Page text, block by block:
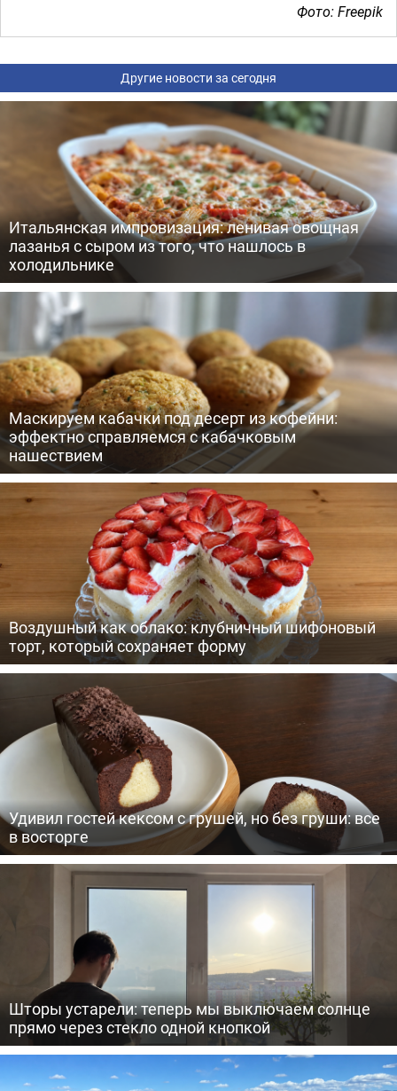
Фото: Freepik
Другие новости за сегодня
Итальянская импровизация: ленивая овощная
лазанья с сыром из того, что нашлось в
холодильнике
Маскируем кабачки под десерт из кофейни:
эффектно справляемся с кабачковым
нашествием
Воздушный как облако: клубничный шифоновый
торт, который сохраняет форму
Удивил гостей кексом с грушей, но без груши: все
в восторге
Шторы устарели: теперь мы выключаем солнце
прямо через стекло одной кнопкой